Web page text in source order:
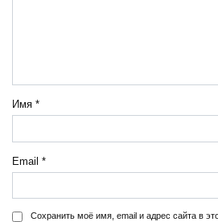
Имя *
Email *
Сохранить моё имя, email и адрес сайта в